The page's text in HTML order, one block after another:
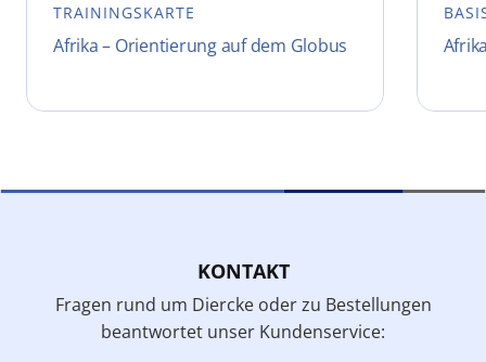
TRAININGSKARTE
Afrika – Orientierung auf dem Globus
KONTAKT
Fragen rund um Diercke oder zu Bestellungen
beantwortet unser Kundenservice: